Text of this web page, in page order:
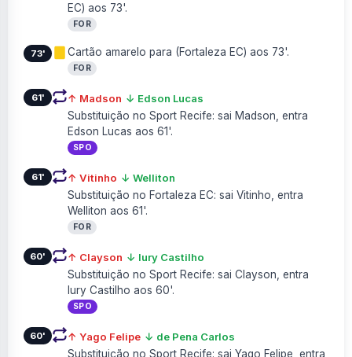
EC) aos 73'.
FOR
73' Cartão amarelo para (Fortaleza EC) aos 73'.
FOR
61' ↑ Madson ↓ Edson Lucas
Substituição no Sport Recife: sai Madson, entra
Edson Lucas aos 61'.
SPO
61' ↑ Vitinho ↓ Welliton
Substituição no Fortaleza EC: sai Vitinho, entra
Welliton aos 61'.
FOR
60' ↑ Clayson ↓ Iury Castilho
Substituição no Sport Recife: sai Clayson, entra
Iury Castilho aos 60'.
SPO
60' ↑ Yago Felipe ↓ de Pena Carlos
Substituição no Sport Recife: sai Yago Felipe, entra